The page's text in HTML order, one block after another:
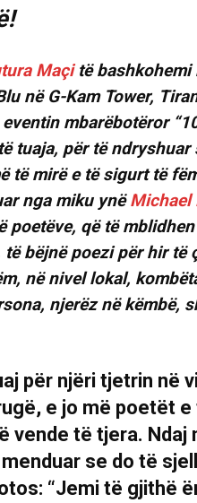
Maçitë bashkohemi
në G-Kam Tower,
mbarëbotëror
tuaja, për të
të mirë e të sigurt të
nga miku ynëMichael
që të
të bëjnë poezi për hir
në nivel lokal,
për njëri tjetrin në
e jo më poetët
vende të tjera. Ndaj
se do të
“Jemi të gjithë